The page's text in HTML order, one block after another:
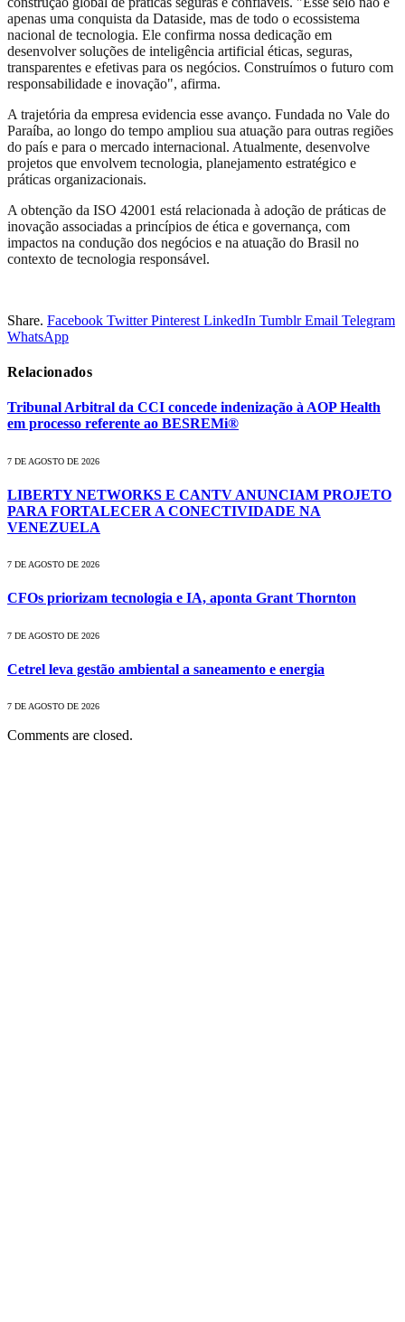
apenas uma conquista da Dataside, mas de todo o ecossistema
nacional de tecnologia. Ele confirma nossa dedicação em
desenvolver soluções de inteligência artificial éticas, seguras,
transparentes e efetivas para os negócios. Construímos o futuro com
responsabilidade e inovação", afirma.
A trajetória da empresa evidencia esse avanço. Fundada no Vale do
Paraíba, ao longo do tempo ampliou sua atuação para outras regiões
do país e para o mercado internacional. Atualmente, desenvolve
projetos que envolvem tecnologia, planejamento estratégico e
práticas organizacionais.
A obtenção da ISO 42001 está relacionada à adoção de práticas de
inovação associadas a princípios de ética e governança, com
impactos na condução dos negócios e na atuação do Brasil no
contexto de tecnologia responsável.
Share. Facebook Twitter Pinterest LinkedIn Tumblr Email Telegram
WhatsApp
Relacionados
Tribunal Arbitral da CCI concede indenização à AOP Health
em processo referente ao BESREMi®
7 DE AGOSTO DE 2026
LIBERTY NETWORKS E CANTV ANUNCIAM PROJETO
PARA FORTALECER A CONECTIVIDADE NA
VENEZUELA
7 DE AGOSTO DE 2026
CFOs priorizam tecnologia e IA, aponta Grant Thornton
7 DE AGOSTO DE 2026
Cetrel leva gestão ambiental a saneamento e energia
7 DE AGOSTO DE 2026
Comments are closed.